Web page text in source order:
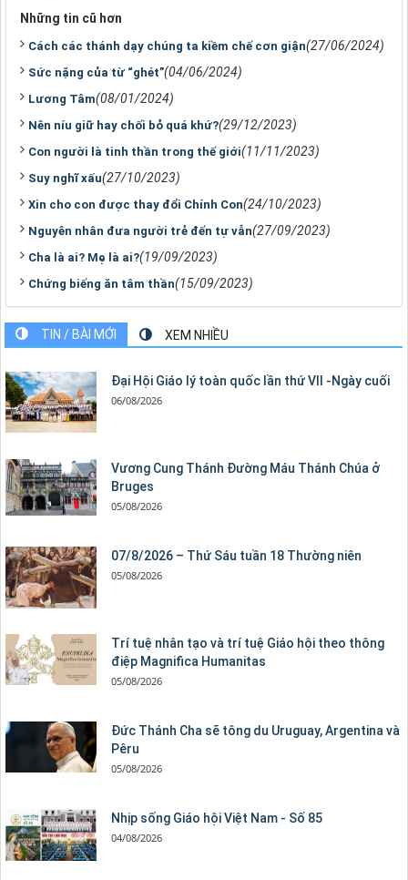
Những tin cũ hơn
Cách các thánh dạy chúng ta kiềm chế cơn giận(27/06/2024)
Sức nặng của từ “ghét”(04/06/2024)
Lương Tâm(08/01/2024)
Nên níu giữ hay chối bỏ quá khứ?(29/12/2023)
Con người là tinh thần trong thế giới(11/11/2023)
Suy nghĩ xấu(27/10/2023)
Xin cho con được thay đổi Chính Con(24/10/2023)
Nguyên nhân đưa người trẻ đến tự vẫn(27/09/2023)
Cha là ai? Mẹ là ai?(19/09/2023)
Chứng biếng ăn tâm thần(15/09/2023)
TIN / BÀI MỚI XEM NHIỀU
Đại Hội Giáo lý toàn quốc lần thứ VII -Ngày cuối
06/08/2026
Vương Cung Thánh Ðường Máu Thánh Chúa ở
Bruges
05/08/2026
07/8/2026 – Thứ Sáu tuần 18 Thường niên
05/08/2026
Trí tuệ nhân tạo và trí tuệ Giáo hội theo thông
điệp Magnifica Humanitas
05/08/2026
Đức Thánh Cha sẽ tông du Uruguay, Argentina và
Pêru
05/08/2026
Nhịp sống Giáo hội Việt Nam - Số 85
04/08/2026